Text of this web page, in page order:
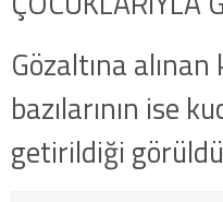
Gözaltına
bazılarının ise
getirildiği